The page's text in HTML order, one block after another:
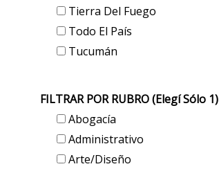
Tierra Del Fuego
Todo El País
Tucumán
FILTRAR POR RUBRO (elegí Sólo 1)
Abogacía
Administrativo
Arte/Diseño